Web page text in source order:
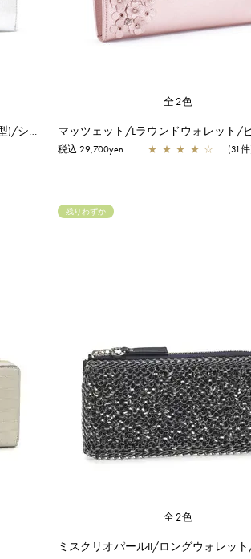
マッツェット小物/ロングウォレット(薄型)/シルバー
全2色
マッツェット/Lラウンドウォレット/
税込 29,700yen ★ ★ ★ ★ ☆ (31
残りわずか
全2色